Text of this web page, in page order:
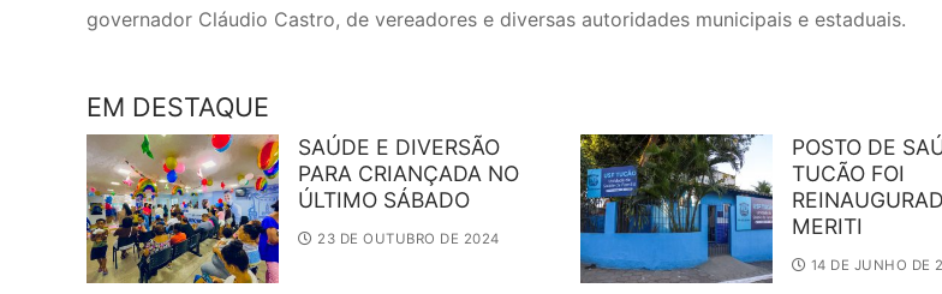
governador Cláudio Castro, de vereadores e diversas autoridades municipais e estaduais.
EM DESTAQUE
SAÚDE E DIVERSÃO
PARA CRIANÇADA NO
ÚLTIMO SÁBADO
23 DE OUTUBRO DE 2024
POSTO DE
TUCÃO FOI
MERITI
14 DE JUNHO DE